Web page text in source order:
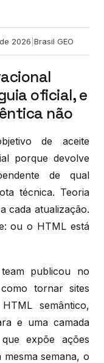
2026 Brasil GEO
oficial, e
não
de aceite
porque devolve
de qual
técnica. Teoria
cada atualização.
ou o HTML está
publicou no
tornar sites
semântico,
e uma camada
expõe ações
semana, o